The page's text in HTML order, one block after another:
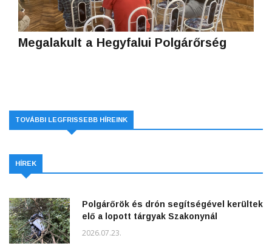
Megalakult a Hegyfalui Polgárőrség
TOVÁBBI LEGFRISSEBB HÍREINK
HÍREK
Polgárőrök és drón segítségével kerültek
elő a lopott tárgyak Szakonynál
2026.07.23.